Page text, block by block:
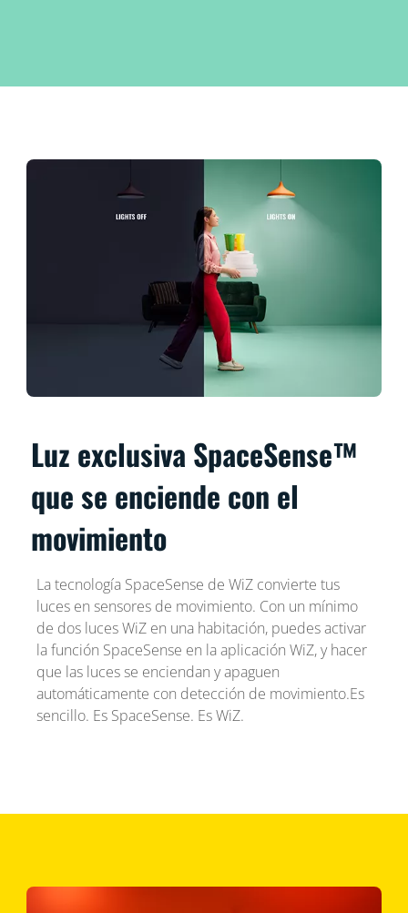
Luz exclusiva SpaceSense™
que se enciende con el
movimiento
La tecnología SpaceSense de WiZ convierte tus
luces en sensores de movimiento. Con un mínimo
de dos luces WiZ en una habitación, puedes activar
la función SpaceSense en la aplicación WiZ, y hacer
que las luces se enciendan y apaguen
automáticamente con detección de movimiento.Es
sencillo. Es SpaceSense. Es WiZ.